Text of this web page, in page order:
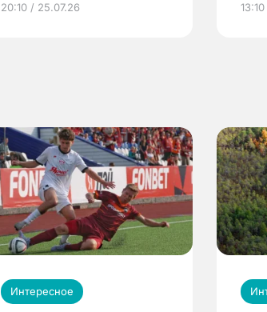
20:10 / 25.07.26
по
Интересное